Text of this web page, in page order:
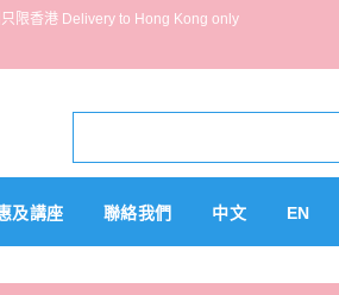
限香港 Delivery to Hong Kong only
及講座 聯絡我們 中文 EN